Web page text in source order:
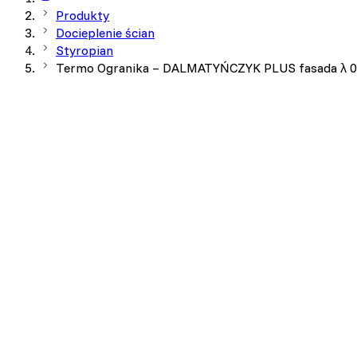
Produkty
Docieplenie ścian
Styropian
Termo Ogranika – DALMATYŃCZYK PLUS fasada λ